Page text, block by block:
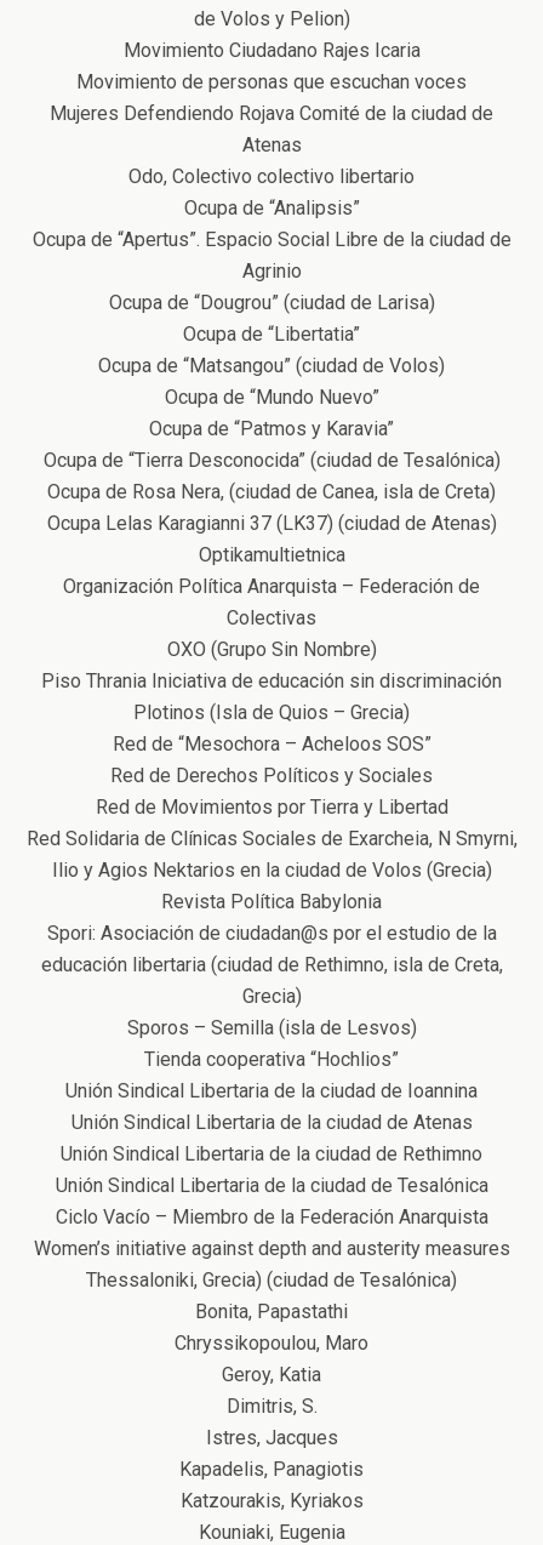
de Volos y Pelion)
Movimiento Ciudadano Rajes Icaria
Movimiento de personas que escuchan voces
Μujeres Defendiendo Rojava Comité de la ciudad de
Atenas
Odo, Colectivo colectivo libertario
Ocupa de “Analipsis”
Ocupa de “Apertus”. Espacio Social Libre de la ciudad de
Agrinio
Ocupa de “Dougrou” (ciudad de Larisa)
Ocupa de “Libertatia”
Ocupa de “Matsangou” (ciudad de Volos)
Ocupa de “Mundo Nuevo”
Ocupa de “Patmos y Karavia”
Ocupa de “Tierra Desconocida” (ciudad de Tesalónica)
Ocupa de Rosa Nera, (ciudad de Canea, isla de Creta)
Ocupa Lelas Karagianni 37 (LK37) (ciudad de Atenas)
Optikamultietnica
Organización Política Anarquista – Federación de
Colectivas
ΟΧΟ (Grupo Sin Nombre)
Piso Thrania Iniciativa de educación sin discriminación
Plotinos (Isla de Quios – Grecia)
Red de “Mesochora – Acheloos SOS”
Red de Derechos Políticos y Sociales
Red de Movimientos por Tierra y Libertad
Red Solidaria de Clínicas Sociales de Exarcheia, N Smyrni,
Ilio y Agios Nektarios en la ciudad de Volos (Grecia)
Revista Política Babylonia
Spori: Asociación de ciudadan@s por el estudio de la
educación libertaria (ciudad de Rethimno, isla de Creta,
Grecia)
Sporos – Semilla (isla de Lesvos)
Tienda cooperativa “Hochlios”
Unión Sindical Libertaria de la ciudad de Ioannina
Unión Sindical Libertaria de la ciudad de Atenas
Unión Sindical Libertaria de la ciudad de Rethimno
Unión Sindical Libertaria de la ciudad de Tesalónica
Ciclo Vacío – Miembro de la Federación Anarquista
Women’s initiative against depth and austerity measures
Thessaloniki, Grecia) (ciudad de Tesalónica)
Bonita, Papastathi
Chryssikopoulou, Maro
Geroy, Katia
Dimitris, S.
Istres, Jacques
Kapadelis, Panagiotis
Katzourakis, Kyriakos
Kouniaki, Eugenia